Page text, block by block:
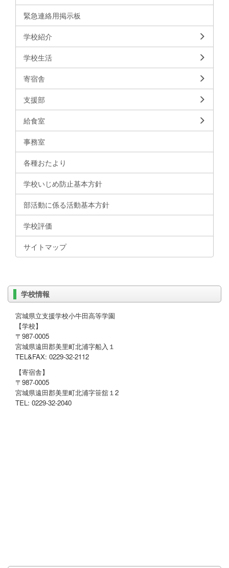
緊急連絡用掲示板
学校紹介
学校生活
寄宿舎
支援部
給食室
事務室
各種おたより
学校いじめ防止基本方針
部活動に係る活動基本方針
学校評価
サイトマップ
学校情報
宮城県立支援学校小牛田高等学園
【学校】
〒987-0005
宮城県遠田郡美里町北浦字船入１
TEL&FAX: 0229-32-2112
【寄宿舎】
〒987-0005
宮城県遠田郡美里町北浦字笹舘１2
TEL: 0229-32-2040